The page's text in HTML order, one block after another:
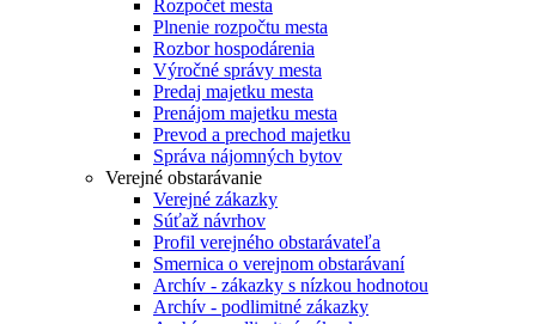
Rozpočet mesta
Plnenie rozpočtu mesta
Rozbor hospodárenia
Výročné správy mesta
Predaj majetku mesta
Prenájom majetku mesta
Prevod a prechod majetku
Správa nájomných bytov
Verejné obstarávanie
Verejné zákazky
Súťaž návrhov
Profil verejného obstarávateľa
Smernica o verejnom obstarávaní
Archív - zákazky s nízkou hodnotou
Archív - podlimitné zákazky